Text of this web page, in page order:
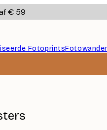
€ 59
Fotoprints